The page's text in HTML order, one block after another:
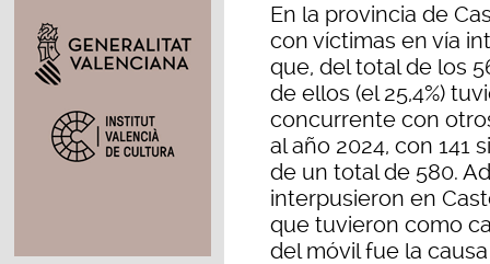
En la provincia de
con víctimas en vía
que, del total de los
de ellos (el 25,4%)
concurrente con
al año 2024, con 141
de un total de 580.
interpusieron en
que tuvieron como
del móvil fue la